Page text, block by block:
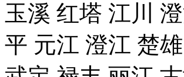
玉溪 红塔 江川
平 元江 澄江 楚